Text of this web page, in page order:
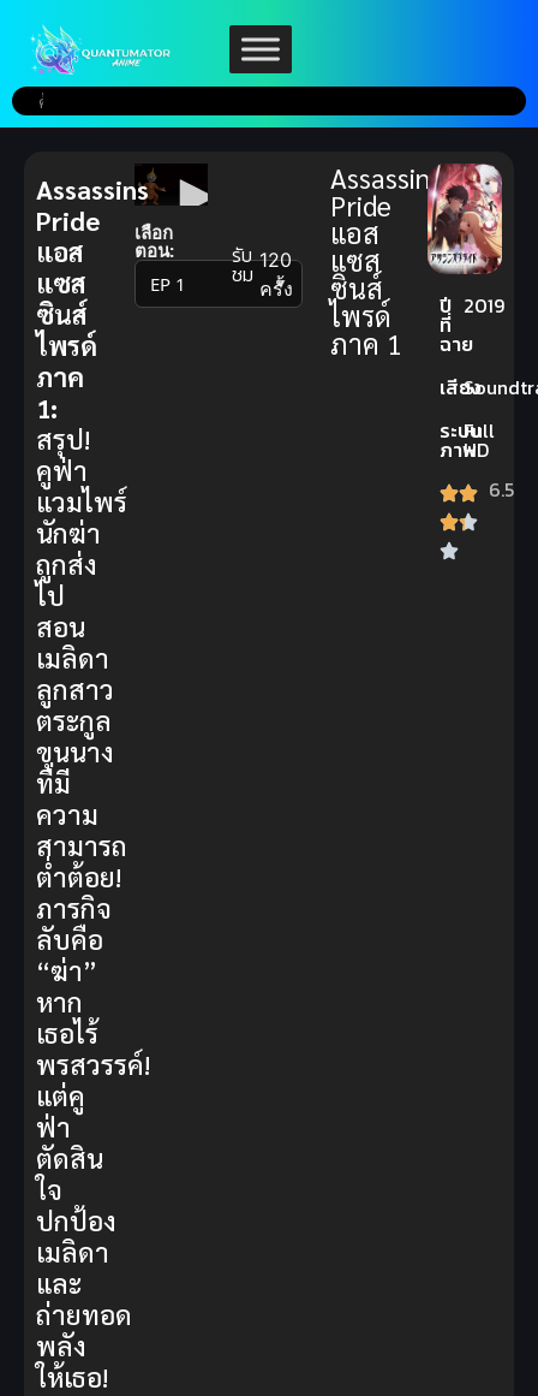
เลือก
ตอน:
▼
รับ
ชม 120
ครั้ง
Assassins
Pride
แอส
แซส
ซินส์
ไพรด์
ภาค 1
ปี
ที่
ฉาย
2019
เสียง
ระบบ
ภาพ
Full
HD
6.5
Assassins
Pride
แอส
แซส
ซินส์
ไพรด์
ภาค
1:
สรุป!
คูฟ่า
แวมไพร์
นักฆ่า
ถูกส่ง
ไป
สอน
เมลิดา
ลูกสาว
ตระกูล
ขุนนาง
ที่มี
ความ
สามารถ
ต่ำต้อย!
ภารกิจ
ลับคือ
“ฆ่า”
หาก
เธอไร้
พรสวรรค์!
แต่คู
ฟ่า
ตัดสิน
ใจ
ปกป้อง
เมลิดา
และ
ถ่ายทอด
พลัง
ให้เธอ!